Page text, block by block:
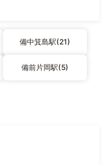
備中箕島駅(21)
備前片岡駅(5)